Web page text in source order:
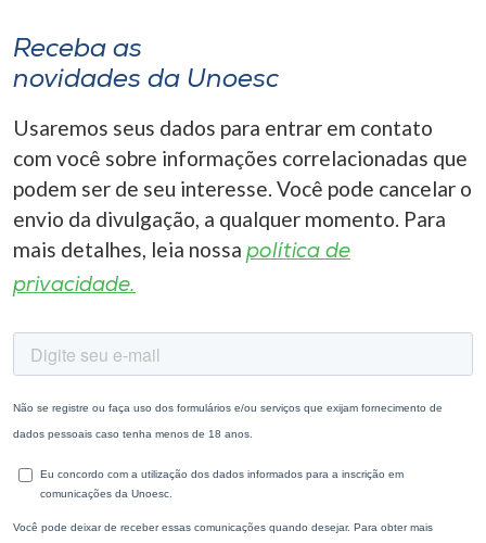
A-
Receba as
novidades da Unoesc
Usaremos seus dados para entrar em contato
com você sobre informações correlacionadas que
podem ser de seu interesse. Você pode cancelar o
envio da divulgação, a qualquer momento. Para
mais detalhes, leia nossa política de
privacidade.